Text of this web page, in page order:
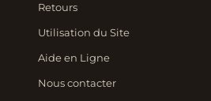
Retours
Utilisation du Site
Aide en Ligne
Nous contacter